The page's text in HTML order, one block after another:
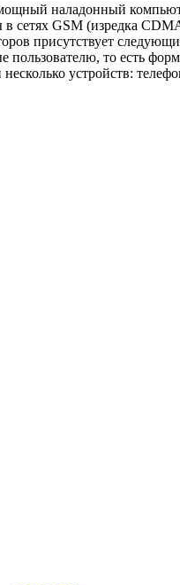
наладонный
GSM (изредка
присутствует
то есть
несколько устройств: